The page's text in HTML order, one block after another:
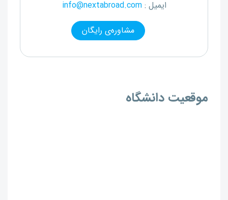
ایمیل :info@nextabroad.com
مشاوره‌ی رایگان
موقعیت دانشگاه